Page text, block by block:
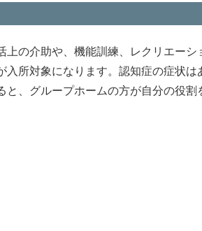
の介助や、機能訓練、レクリエー
所対象になります。認知症の症状
、グループホームの方が自分の役